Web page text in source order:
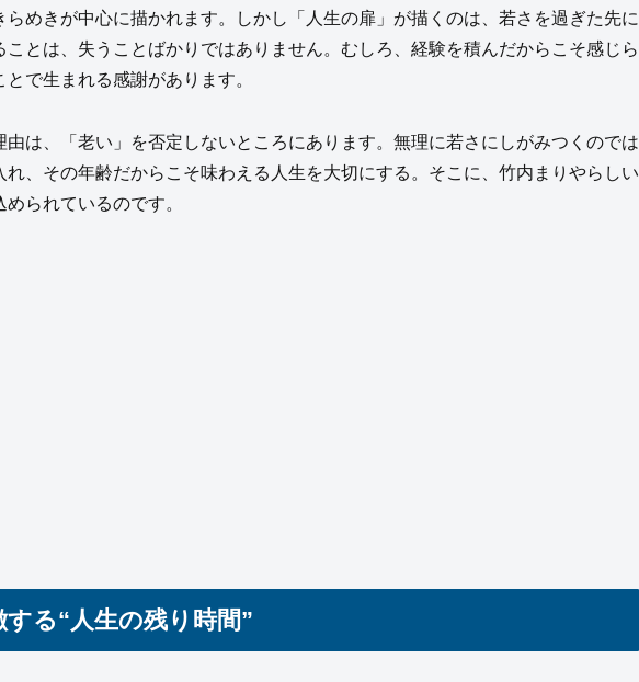
めきが中心に描かれます。しかし「人生の扉」が描くのは、若さを過ぎた先に
とは、失うことばかりではありません。むしろ、経験を積んだからこそ感じら
で生まれる感謝があります。
由は、「老い」を否定しないところにあります。無理に若さにしがみつくのでは
、その年齢だからこそ味わえる人生を大切にする。そこに、竹内まりやらしい
られているのです。
る“人生の残り時間”